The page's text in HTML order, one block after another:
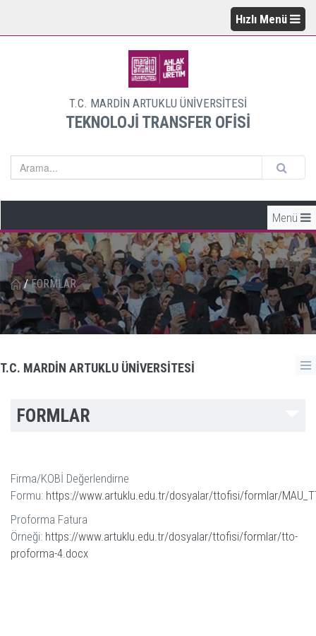
Hızlı Menü
T.C. MARDİN ARTUKLU ÜNİVERSİTESİ
TEKNOLOJİ TRANSFER OFİSİ
Menü
/ FORMLAR
T.C. MARDİN ARTUKLU ÜNİVERSİTESİ
FORMLAR
Firma/KOBİ Değerlendirne
Formu: https://www.artuklu.edu.tr/dosyalar/ttofisi/formlar/
Proforma Fatura
Örneği: https://www.artuklu.edu.tr/dosyalar/ttofisi/formlar/tto-
proforma-4.docx